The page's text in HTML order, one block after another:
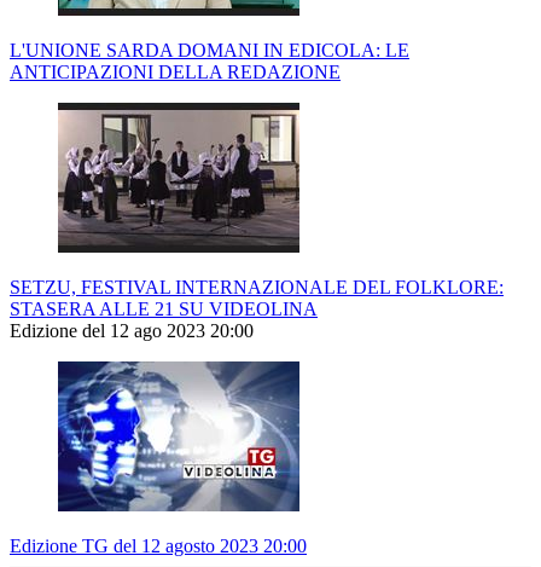
L'UNIONE SARDA DOMANI IN EDICOLA: LE
ANTICIPAZIONI DELLA REDAZIONE
SETZU, FESTIVAL INTERNAZIONALE DEL FOLKLORE:
STASERA ALLE 21 SU VIDEOLINA
Edizione del 12 ago 2023 20:00
Edizione TG del 12 agosto 2023 20:00